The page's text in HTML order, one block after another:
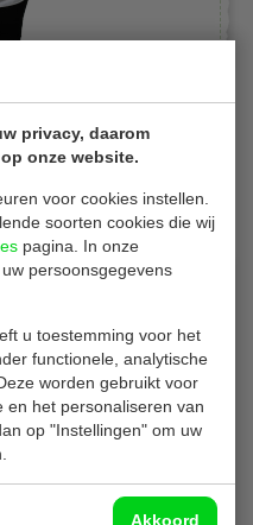
privacy, daarom
onze website.
voor cookies instellen.
soorten cookies die wij
pagina. In onze
persoonsgegevens
u toestemming voor het
functionele, analytische
worden gebruikt voor
en het personaliseren van
op "Instellingen" om uw
Akkoord
producten